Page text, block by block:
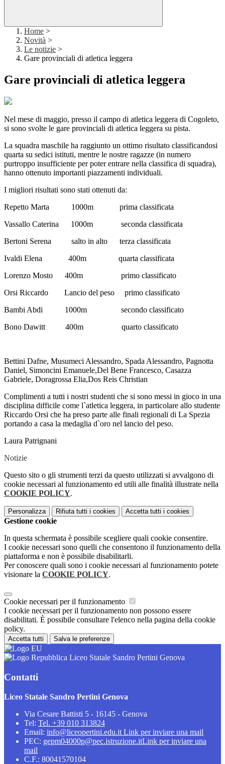
Home >
Novità >
Le notizie >
Gare provinciali di atletica leggera
Gare provinciali di atletica leggera
Nel mese di maggio, presso il campo di atletica leggera di Cogoleto,
si sono svolte le gare provinciali di atletica leggera su pista.
La squadra maschile ha raggiunto un ottimo risultato classificandosi
quarta su sedici istituti, mentre le nostre ragazze (in numero
purtroppo insufficiente per poter entrare nella classifica di squadra),
hanno ottenuto importanti piazzamenti individuali.
I migliori risultati sono stati ottenuti da:
Repetto Marta 1000m prima classificata
Vassallo Caterina 1000m seconda classificata
Bertoni Serena salto in alto terza classificata
Ivaldi Elena 400m quarta classificata
Lorenzo Mosto 400m primo classificato
Orsi Riccardo Lancio del peso primo classificato
Bambi Abdi 1000m secondo classificato
Bono Dawitt 400m quarto classificato
Bettini Dafne, Musumeci Alessandro, Spada Alessandro, Pagnotta
Daniel, Simoncini Emanuele,Del Bene Francesco, Casazza
Gabriele, Doragrossa Elia,Dos Reis Christian
Complimenti a tutti i nostri studenti che si sono messi in gioco in una
disciplina difficile come l`atletica leggera, in particolare allo studente
Riccardo Orsi che ha preso parte alle finali regionali di La Spezia
portando a casa la medaglia d`oro nel lancio del peso.
Laura Patrignani
Notizie
Questo sito o gli strumenti terzi da questo utilizzati si avvalgono di
cookie necessari al funzionamento ed utili alle finalità illustrate nella
COOKIE POLICY.
Personalizza Rifiuta tutti i cookies Accetta tutti i cookies
Gestione cookie
In questa schermata è possibile scegliere quali cookie consentire.
I cookie necessari sono quelli che consentono il funzionamento della
piattaforma e non è possibile disabilitarli.
Per conoscere quali sono i cookie necessari al funzionamento potete
visionare la COOKIE POLICY.
Cookie necessari per il funzionamento
I cookie necessari per il funzionamento non possono essere
disabilitati. È possibile consultare l'elenco nella pagina della cookie
policy.
Accetta tutti Salva le preferenze
Liceo Statale Sandro Pertini Genova
Contatti
Liceo Statale Sandro Pertini Genova
Via Cesare Battisti 5 - 16145 - Genova
Tel: Tel. +39 010 313824
Email: info@liceopertini.edu.it Link per inviare una mail
PEC: gepm04000p@pec.istruzione.itLink per inviare una
mail
C.F.: 80041570104